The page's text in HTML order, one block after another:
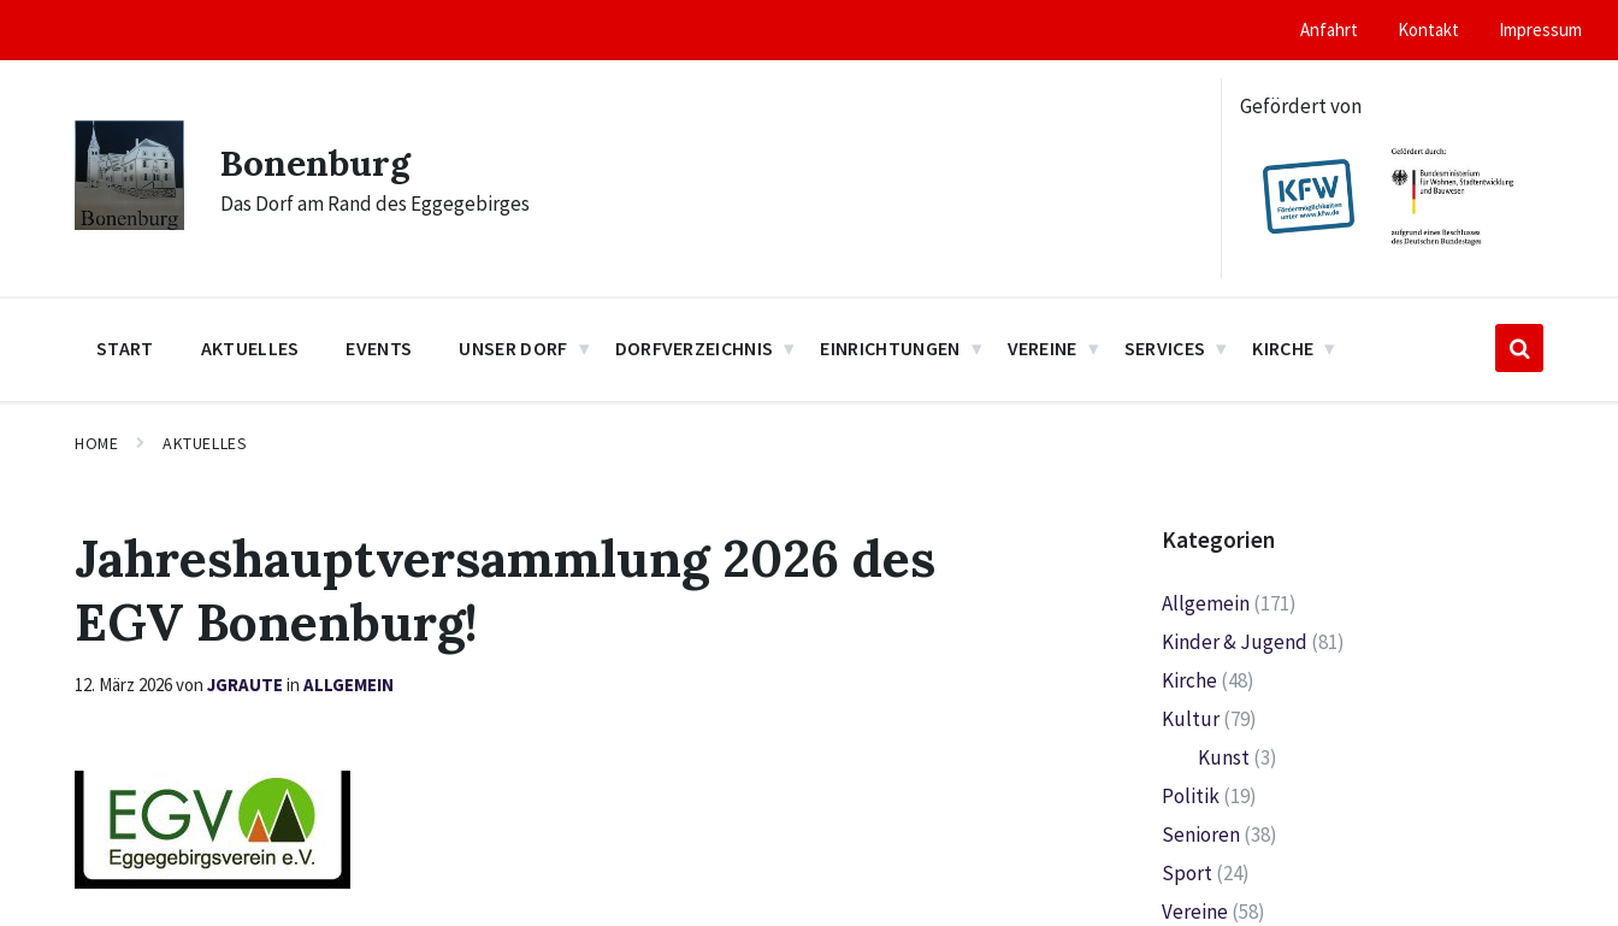
content
main
footer
Anfahrt Kontakt Impressum
Bonenburg
Das Dorf am Rand des Eggegebirges
Gefördert von
START AKTUELLES EVENTS UNSER DORF DORFVERZEICHNIS EINRICHTUNGEN VEREINE SERVICES KIRCHE
HOME AKTUELLES
Jahreshauptversammlung 2026 des
EGV Bonenburg!
12. März 2026von JGRAUTE in ALLGEMEIN
Kategorien
Allgemein(171)
Kinder & Jugend (81)
Kirche(48)
Kultur(79)
Kunst(3)
Politik(19)
Senioren(38)
Sport(24)
Vereine(58)